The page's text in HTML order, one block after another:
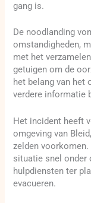
gang is.
De noodlanding
omstandigheden,
met het
getuigen om de
het belang van het
verdere informatie
Het incident heeft
omgeving van
zelden
situatie snel onder
hulpdiensten ter
evacueren.